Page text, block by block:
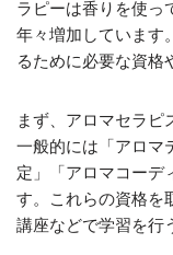
ラピーは香りを使っ
年々増加しています
るために必要な資格
まず、アロマセラピ
一般的には「アロマ
定」「アロマコーデ
す。これらの資格を
講座などで学習を行